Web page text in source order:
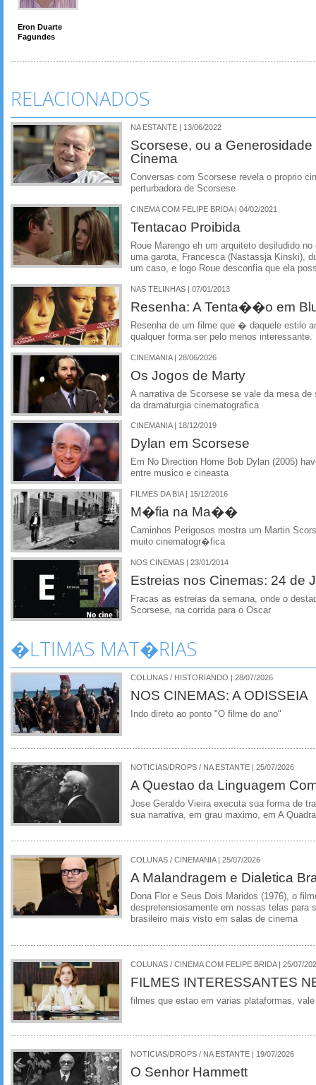
Eron Duarte
Fagundes
RELACIONADOS
NA ESTANTE | 13/06/2022
Scorsese, ou a
Cinema
Conversas com Scorsese revela o proprio
perturbadora de Scorsese
CINEMA COM FELIPE BRIDA | 04/02/2021
Tentacao Proibida
Roue Marengo eh um arquiteto desiludido
uma garota, Francesca (Nastassja Kinski),
um caso, e logo Roue desconfia que ela
NAS TELINHAS | 07/01/2013
Resenha: A Tenta��o em
Resenha de um filme que � daquele estilo
qualquer forma ser pelo menos interessante.
CINEMANIA | 28/06/2026
Os Jogos de Marty
A narrativa de Scorsese se vale da mesa
da dramaturgia cinematografica
CINEMANIA | 18/12/2019
Dylan em Scorsese
Em No Direction Home Bob Dylan (2005)
entre musico e cineasta
FILMES DA BIA | 15/12/2016
M�fia na Ma��
Caminhos Perigosos mostra um Martin
muito cinematogr�fica
NOS CINEMAS | 23/01/2014
Estreias nos Cinemas: 24 de
Fracas as estreias da semana, onde o
Scorsese, na corrida para o Oscar
�LTIMAS MAT�RIAS
COLUNAS / HISTORIANDO | 28/07/2026
NOS CINEMAS: A ODISSEIA
Indo direto ao ponto "O filme do ano"
NOTICIAS/DROPS / NA ESTANTE | 25/07/2026
A Questao da Linguagem
Jose Geraldo Vieira executa sua forma de
sua narrativa, em grau maximo, em A
COLUNAS / CINEMANIA | 25/07/2026
A Malandragem e Dialetica
Dona Flor e Seus Dois Maridos (1976), o
despretensiosamente em nossas telas para
brasileiro mais visto em salas de cinema
COLUNAS / CINEMA COM FELIPE BRIDA | 25/07/
FILMES INTERESSANTES
filmes que estao em varias plataformas,
NOTICIAS/DROPS / NA ESTANTE | 19/07/2026
O Senhor Hammett